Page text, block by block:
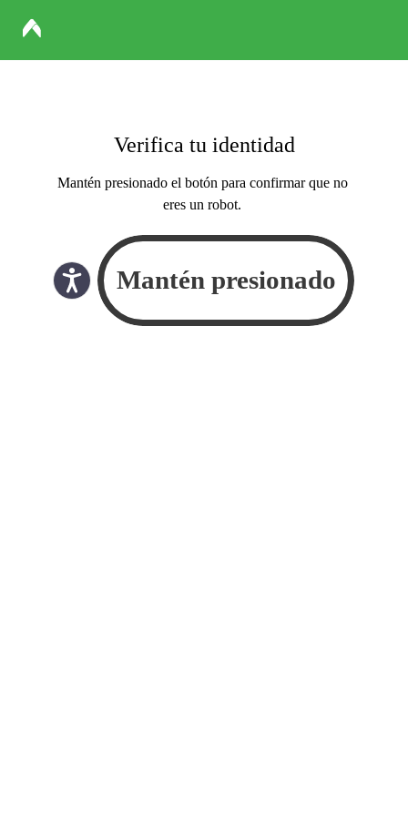
Verifica tu identidad
Mantén presionado el botón para confirmar que no
eres un robot.